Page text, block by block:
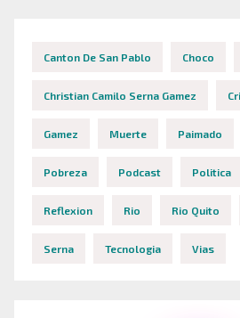
Canton De San Pablo Choco
Christian Camilo Serna Gamez
Gamez Muerte Paimado
Pobreza Podcast Politica
Reflexion Rio Rio Quito
Serna Tecnologia Vias